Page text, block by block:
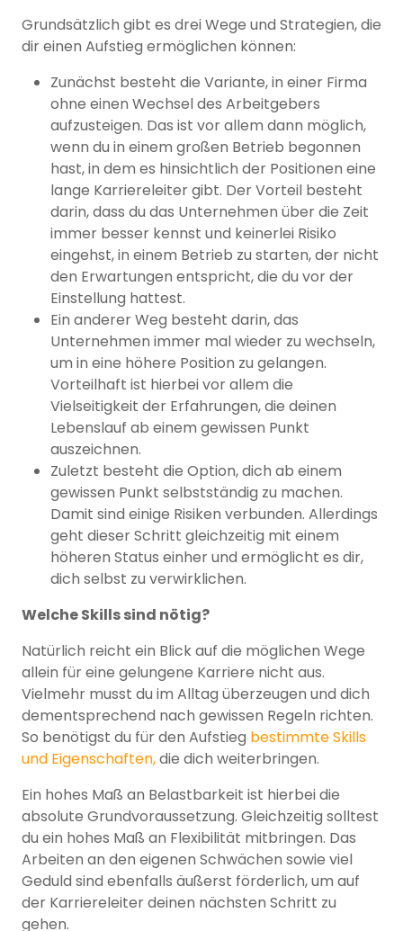
Grundsätzlich gibt es drei Wege und Strategien, die
dir einen Aufstieg ermöglichen können:
Zunächst besteht die Variante, in einer Firma
ohne einen Wechsel des Arbeitgebers
aufzusteigen. Das ist vor allem dann möglich,
wenn du in einem großen Betrieb begonnen
hast, in dem es hinsichtlich der Positionen eine
lange Karriereleiter gibt. Der Vorteil besteht
darin, dass du das Unternehmen über die Zeit
immer besser kennst und keinerlei Risiko
eingehst, in einem Betrieb zu starten, der nicht
den Erwartungen entspricht, die du vor der
Einstellung hattest.
Ein anderer Weg besteht darin, das
Unternehmen immer mal wieder zu wechseln,
um in eine höhere Position zu gelangen.
Vorteilhaft ist hierbei vor allem die
Vielseitigkeit der Erfahrungen, die deinen
Lebenslauf ab einem gewissen Punkt
auszeichnen.
Zuletzt besteht die Option, dich ab einem
gewissen Punkt selbstständig zu machen.
Damit sind einige Risiken verbunden. Allerdings
geht dieser Schritt gleichzeitig mit einem
höheren Status einher und ermöglicht es dir,
dich selbst zu verwirklichen.
Welche Skills sind nötig?
Natürlich reicht ein Blick auf die möglichen Wege
allein für eine gelungene Karriere nicht aus.
Vielmehr musst du im Alltag überzeugen und dich
dementsprechend nach gewissen Regeln richten.
So benötigst du für den Aufstieg bestimmte Skills
und Eigenschaften,die dich weiterbringen.
Ein hohes Maß an Belastbarkeit ist hierbei die
absolute Grundvoraussetzung. Gleichzeitig solltest
du ein hohes Maß an Flexibilität mitbringen. Das
Arbeiten an den eigenen Schwächen sowie viel
Geduld sind ebenfalls äußerst förderlich, um auf
der Karriereleiter deinen nächsten Schritt zu
gehen.